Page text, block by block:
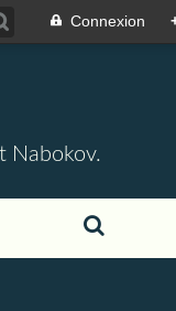
Connexion
Nabokov.